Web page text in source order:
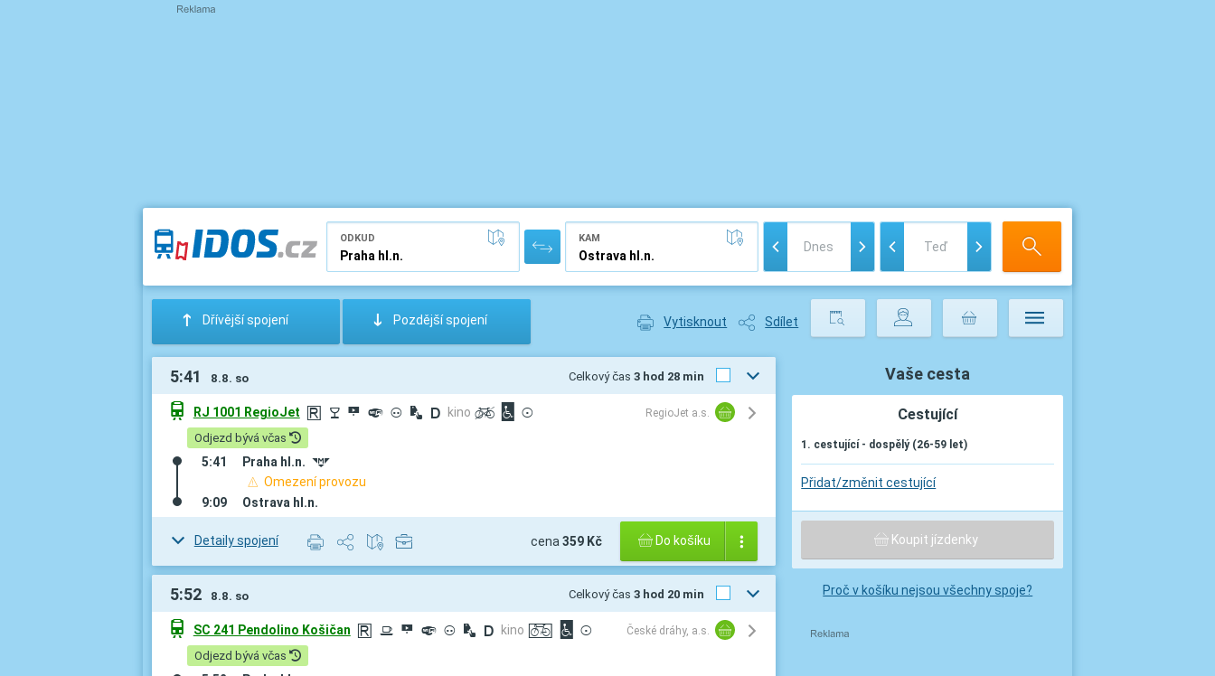
ODKUD KAM
: Dřívější spojení ; Pozdější spojení Vytisknout Sdílet
5:41 8.8. so Celkový čas 3 hod 28 min
û RJ 1001 RegioJet r Q ¾ º ³ ½ ® kino í © v RegioJet a.s.
Odjezd bývá včas
5:41 Praha hl.n. #
Omezení provozu
9:09
Ostrava hl.n.
Detaily spojení cena 359 Kč Do košíku
5:52 8.8. so Celkový čas 3 hod 20 min
û SC 241 Pendolino Košičan r ¶ ¾ º ³ ½ ® kino ª © v České dráhy, a.s.
Odjezd bývá včas
Vaše cesta
Cestující
1. cestující - dospělý (26-59 let)
Přidat/změnit cestující
Koupit jízdenky
Proč v košíku nejsou všechny spoje?